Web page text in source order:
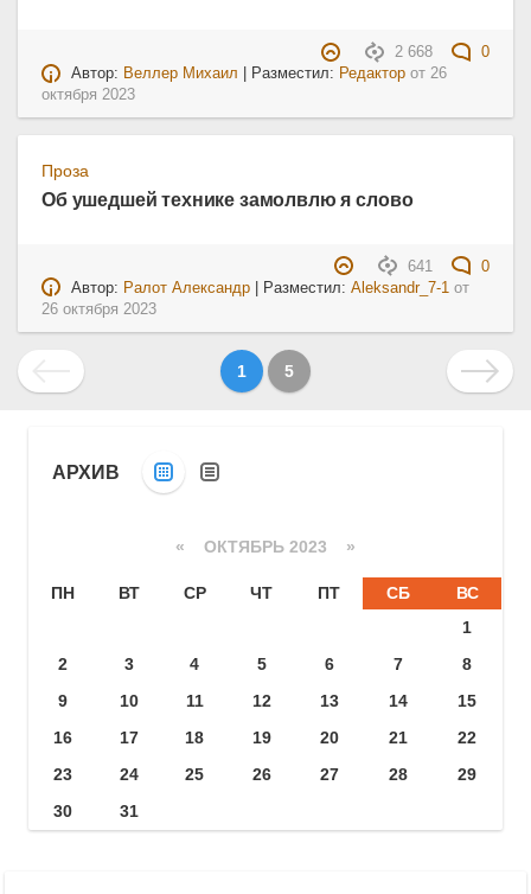
2 668
0
Автор: Веллер Михаил | Разместил: Редактор от26
октября 2023
Проза
Об ушедшей технике замолвлю я слово
641
0
Автор: Ралот Александр | Разместил:Aleksandr_7-1 от
26 октября 2023
1 5
АРХИВ
« ОКТЯБРЬ 2023 »
ПН ВТ СР ЧТ ПТ СБ
ВС
1
2
3 4 5 6 7
8
9
10 11 12 13 14
15
16
17 18 19 20 21
22
23
24 25 26 27 28
29
30
31